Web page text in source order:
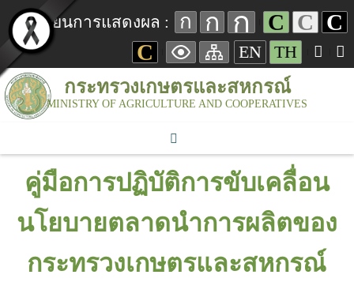
เปลี่ยนการแสดงผล : ก ก ก C C C
C
EN TH
กระทรวงเกษตรและสหกรณ์
MINISTRY OF AGRICULTURE AND COOPERATIVES
คู่มือการปฏิบัติการขับเคลื่อน
นโยบายตลาดนำการผลิตของ
กระทรวงเกษตรและสหกรณ์